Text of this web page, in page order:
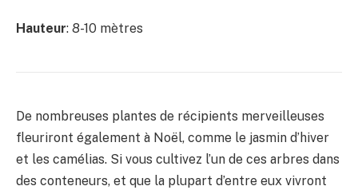
Hauteur: 8-10 mètres
De nombreuses plantes de récipients merveilleuses
fleuriront également à Noël, comme le jasmin d’hiver
et les camélias. Si vous cultivez l’un de ces arbres dans
des conteneurs, et que la plupart d’entre eux vivront